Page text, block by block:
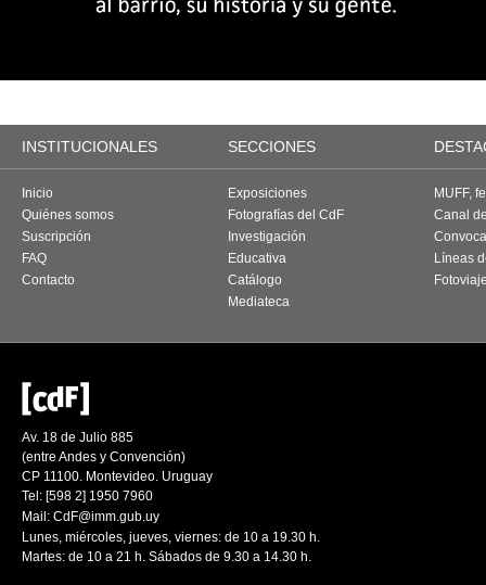
INSTITUCIONALES SECCIONES
Inicio
Quiénes somos
Suscripción
FAQ
Contacto
Exposiciones
Fotografías del CdF
Investigación
Educativa
Catálogo
Mediateca
MUFF,
Canal
Líneas
Av. 18 de Julio 885
(entre Andes y Convención)
CP 11100. Montevideo. Uruguay
Tel: [598 2] 1950 7960
Mail: CdF@imm.gub.uy
Lunes, miércoles, jueves, viernes: de 10 a 19.30 h.
Martes: de 10 a 21 h. Sábados de 9.30 a 14.30 h.